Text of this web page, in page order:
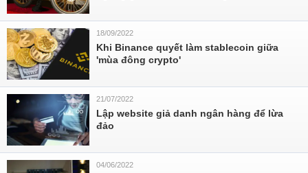
18/09/2022
Khi Binance quyết làm stablecoin giữa
'mùa đông crypto'
21/07/2022
Lập website giả danh ngân hàng để lừa
đảo
04/06/2022